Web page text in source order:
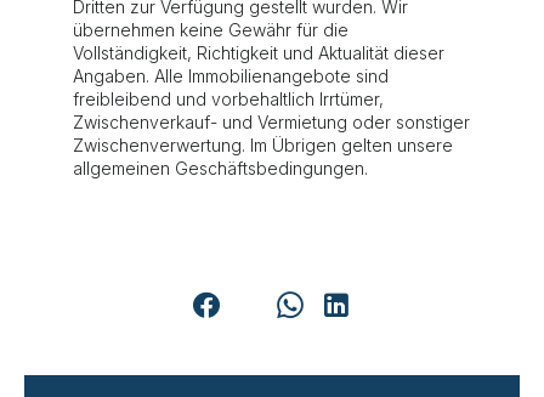
Dritten zur Verfügung gestellt wurden. Wir
übernehmen keine Gewähr für die
Vollständigkeit, Richtigkeit und Aktualität dieser
Angaben. Alle Immobilienangebote sind
freibleibend und vorbehaltlich Irrtümer,
Zwischenverkauf- und Vermietung oder sonstiger
Zwischenverwertung. Im Übrigen gelten unsere
allgemeinen Geschäftsbedingungen.